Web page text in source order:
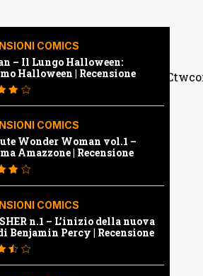
COMICS
– Il Lungo Halloween:
Halloween | Recensione
COMICS
Wonder Woman vol.1 –
Amazzone | Recensione
COMICS
n.1 – L’inizio della nuova
Benjamin Percy | Recensione